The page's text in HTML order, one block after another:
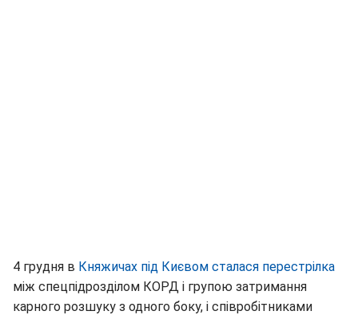
4 грудня в Княжичах під Києвом сталася перестрілка
між спецпідрозділом КОРД і групою затримання
карного розшуку з одного боку, і співробітниками